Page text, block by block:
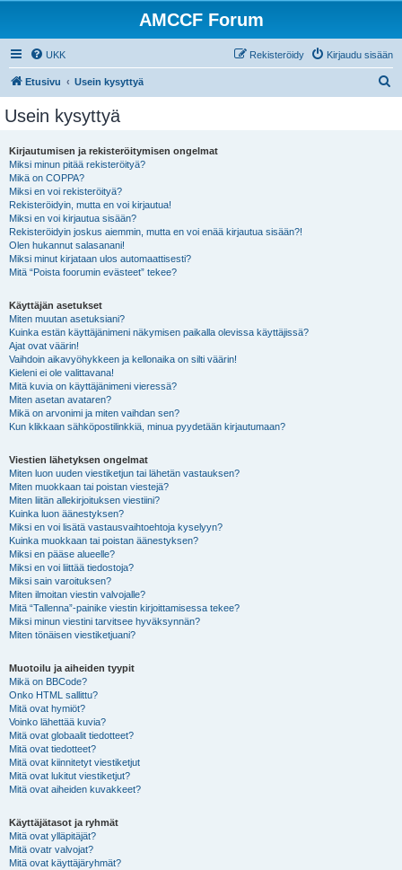
AMCCF Forum
UKK Kirjaudu sisään
Rekisteröidy
Etusivu Usein kysyttyä
Usein kysyttyä
Kirjautumisen ja rekisteröitymisen ongelmat
Miksi minun pitää rekisteröityä?
Mikä on COPPA?
Miksi en voi rekisteröityä?
Rekisteröidyin, mutta en voi kirjautua!
Miksi en voi kirjautua sisään?
Rekisteröidyin joskus aiemmin, mutta en voi enää kirjautua sisään?!
Olen hukannut salasanani!
Miksi minut kirjataan ulos automaattisesti?
Mitä “Poista foorumin evästeet” tekee?
Käyttäjän asetukset
Miten muutan asetuksiani?
Kuinka estän käyttäjänimeni näkymisen paikalla olevissa käyttäjissä?
Ajat ovat väärin!
Vaihdoin aikavyöhykkeen ja kellonaika on silti väärin!
Kieleni ei ole valittavana!
Mitä kuvia on käyttäjänimeni vieressä?
Miten asetan avataren?
Mikä on arvonimi ja miten vaihdan sen?
Kun klikkaan sähköpostilinkkiä, minua pyydetään kirjautumaan?
Viestien lähetyksen ongelmat
Miten luon uuden viestiketjun tai lähetän vastauksen?
Miten muokkaan tai poistan viestejä?
Miten liitän allekirjoituksen viestiini?
Kuinka luon äänestyksen?
Miksi en voi lisätä vastausvaihtoehtoja kyselyyn?
Kuinka muokkaan tai poistan äänestyksen?
Miksi en pääse alueelle?
Miksi en voi liittää tiedostoja?
Miksi sain varoituksen?
Miten ilmoitan viestin valvojalle?
Mitä “Tallenna”-painike viestin kirjoittamisessa tekee?
Miksi minun viestini tarvitsee hyväksynnän?
Miten tönäisen viestiketjuani?
Muotoilu ja aiheiden tyypit
Mikä on BBCode?
Onko HTML sallittu?
Mitä ovat hymiöt?
Voinko lähettää kuvia?
Mitä ovat globaalit tiedotteet?
Mitä ovat tiedotteet?
Mitä ovat kiinnitetyt viestiketjut
Mitä ovat lukitut viestiketjut?
Mitä ovat aiheiden kuvakkeet?
Käyttäjätasot ja ryhmät
Mitä ovat ylläpitäjät?
Mitä ovatr valvojat?
Mitä ovat käyttäjäryhmät?